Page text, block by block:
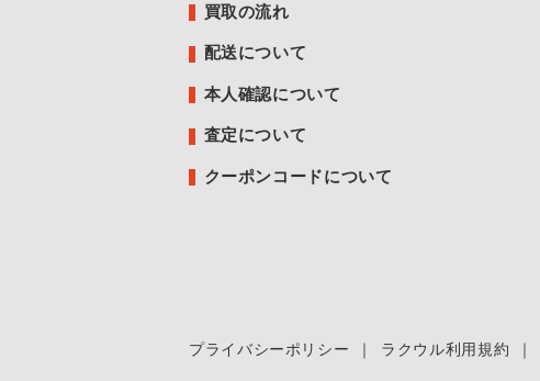
買取の流れ
配送について
本人確認について
査定について
クーポンコードについて
プライバシーポリシー ｜ ラクウル利用規約 ｜